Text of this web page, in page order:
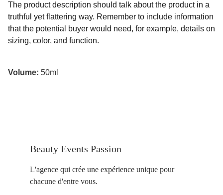
The product description should talk about the product in a
truthful yet flattering way. Remember to include information
that the potential buyer would need, for example, details on
sizing, color, and function.
Volume: 50ml
Beauty Events Passion
L'agence qui crée une expérience unique pour
chacune d'entre vous.